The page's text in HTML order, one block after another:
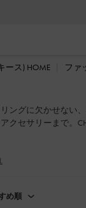
ース) HOME ファ
ングに欠かせない
クセサリーまで。
め順